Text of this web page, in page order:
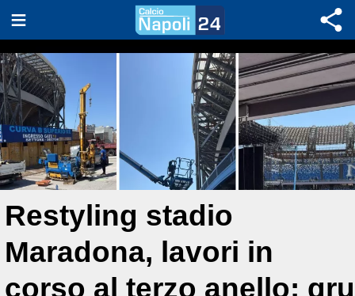
Restyling stadio
Maradona, lavori in
corso al terzo anello: gru